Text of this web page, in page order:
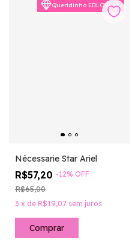
Queridinho EDLOVERS
Nécessarie Star Ariel
R$57,20 -12% OFF
R$65,00
3 x de R$19,07 sem juros